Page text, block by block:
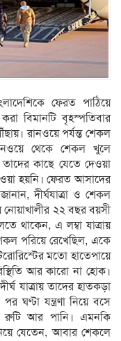
ফেরত পাঠিয়ে
বিমানটি বৃহস্পতিবার
রানওয়ে পর্যন্ত শেকল
থেকে শেকল খুলে
কাছে যেতে দেওয়া
হয়নি। ফেরত আসাদের
দীর্ঘযাত্রা ও শেকল
২২ বছর বয়সী
থাকেন, এ লম্বা যাত্রায়
পরিয়ে রেখেছিল, একে
মতো হাতেপায়ে
আর কারো না হোক।
যাত্রায় তাদের হাতকড়া
ঘণ্টা যন্ত্রণা নিয়ে বসে
রুটি আর পানি। এমনকি
যেতেন, আবার শেকলে